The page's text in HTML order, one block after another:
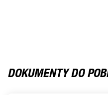
DOKUMENTY DO